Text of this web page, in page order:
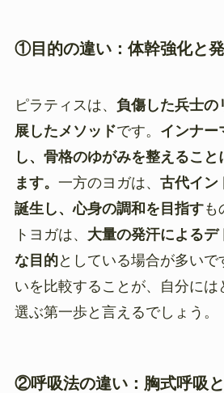
①目的の違い：体幹強化と
ピラティスは、 負傷した兵士の
展したメソッドです。 インナー
し、骨格のゆがみを整えるこ
ます。 一方のヨガは、 古代イン
誕生し、心身の調和を目指すも
トヨガは、 大量の発汗による
な目的としている場合が多いで
いを比較することが、自分には
選ぶ第一歩と言えるでしょう。
②呼吸法の違い：胸式呼吸